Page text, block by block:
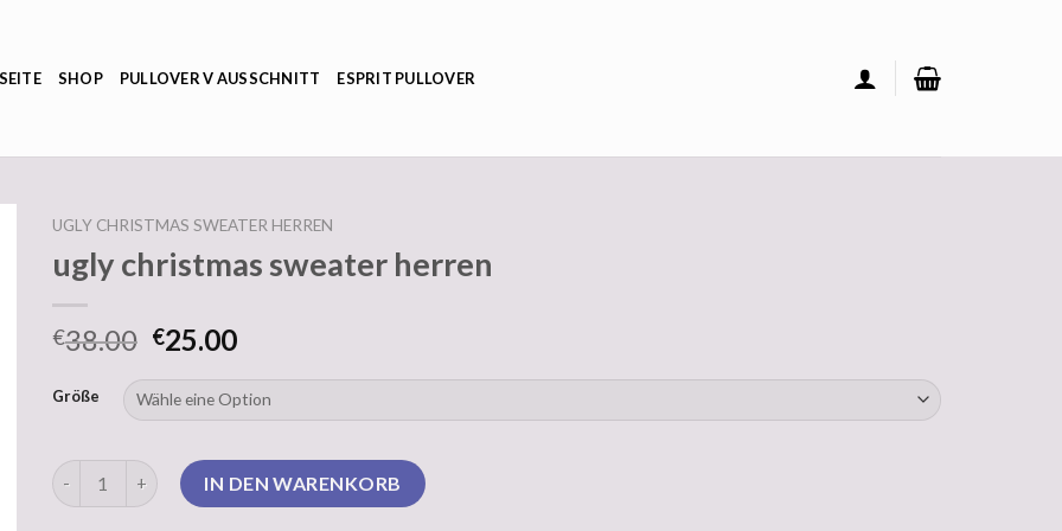
SHOP PULLOVER V AUSSCHNITT ESPRIT PULLOVER
UGLY CHRISTMAS SWEATER HERREN
ugly christmas sweater herren
€38.00 €25.00
Größe
ugly christmas sweater herren Menge
IN DEN WARENKORB